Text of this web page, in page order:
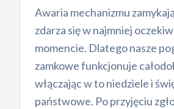
Awaria mechanizmu
zdarza się w najmniej
momencie. Dlatego nasze
zamkowe funkcjonuje
włączając w to niedziele i
państwowe. Po przyjęciu